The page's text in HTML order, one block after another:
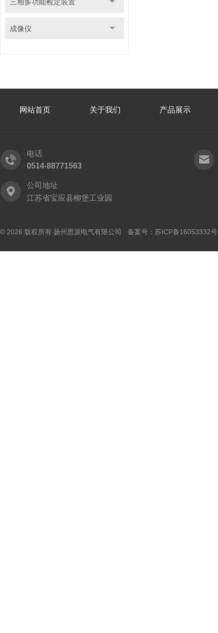
三相多功能检定装置
成像仪
网站首页 关于我们 产品展示
电话
0514-88771563
公司地址
江苏省宝应县柳堡工业园
© 2026 版权所有 扬州恩源电气有限公司 备案号： 苏ICP备16053332